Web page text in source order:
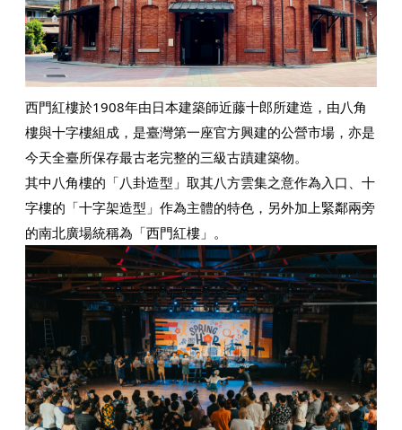
西門紅樓於1908年由日本建築師近藤十郎所建造，由八角
樓與十字樓組成，是臺灣第一座官方興建的公營市場，亦是
今天全臺所保存最古老完整的三級古蹟建築物。
其中八角樓的「八卦造型」取其八方雲集之意作為入口、十
字樓的「十字架造型」作為主體的特色，另外加上緊鄰兩旁
的南北廣場統稱為「西門紅樓」。